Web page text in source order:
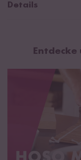
Details
im Reishunger
Entdecke